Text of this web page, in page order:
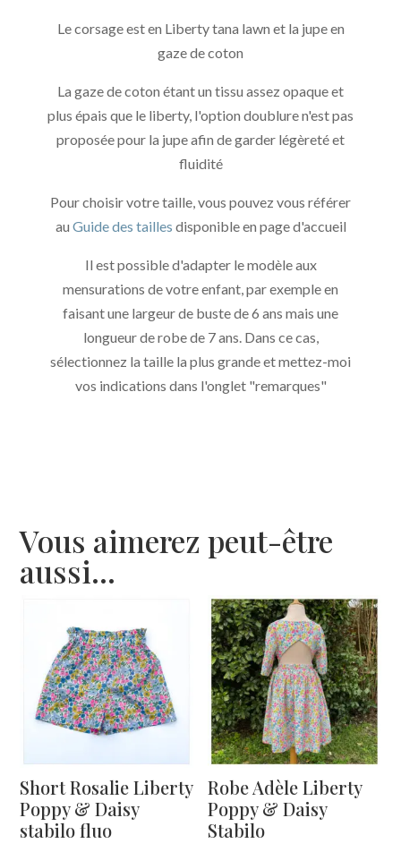
Le corsage est en Liberty tana lawn et la jupe en
gaze de coton
La gaze de coton étant un tissu assez opaque et
plus épais que le liberty, l'option doublure n'est pas
proposée pour la jupe afin de garder légèreté et
fluidité
Pour choisir votre taille, vous pouvez vous référer
au Guide des tailles disponible en page d'accueil
Il est possible d'adapter le modèle aux
mensurations de votre enfant, par exemple en
faisant une largeur de buste de 6 ans mais une
longueur de robe de 7 ans. Dans ce cas,
sélectionnez la taille la plus grande et mettez-moi
vos indications dans l'onglet "remarques"
Vous aimerez peut-être
aussi…
Short Rosalie Liberty
Poppy & Daisy
stabilo fluo
Robe Adèle Liberty
Poppy & Daisy
Stabilo